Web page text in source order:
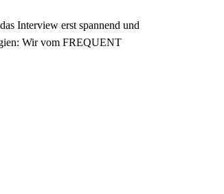
Interview erst spannend und
Wir vom FREQUENT